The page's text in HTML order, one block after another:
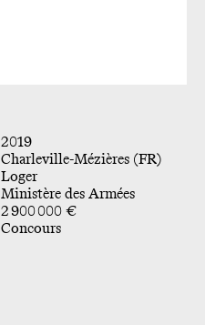
2019
Charleville-Mézières (FR)
Loger
Ministère des Armées
2 900 000 €
Concours